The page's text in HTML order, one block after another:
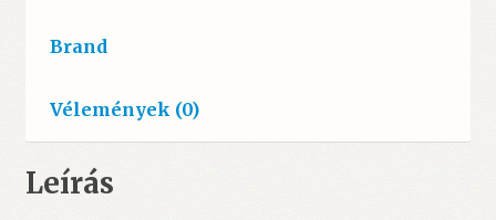
Brand
Vélemények (0)
Leírás